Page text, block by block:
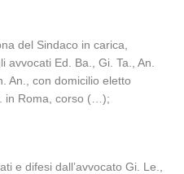
del Sindaco in carica,
Ed. Ba., Gi. Ta., An.
An., con domicilio eletto
in Roma, corso (…);
e difesi dall’avvocato Gi. Le.,